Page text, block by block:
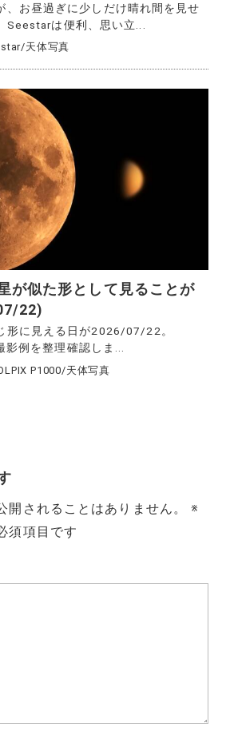
、お昼過ぎに少しだけ晴れ間を見せ
Seestarは便利、思い立...
/天体写真
が似た形として見ることが
22)
形に見える日が2026/07/22。
例を整理確認しま...
P1000/天体写真
開されることはありません。
※
須項目です